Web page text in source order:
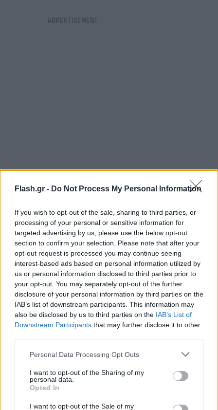
Flash.gr - Do Not Process My Personal Information
If you wish to opt-out of the sale, sharing to third parties, or
processing of your personal or sensitive information for
targeted advertising by us, please use the below opt-out
section to confirm your selection. Please note that after your
opt-out request is processed you may continue seeing
interest-based ads based on personal information utilized by
us or personal information disclosed to third parties prior to
your opt-out. You may separately opt-out of the further
disclosure of your personal information by third parties on the
IAB’s list of downstream participants. This information may
also be disclosed by us to third parties on the IAB’s List of
Downstream Participants that may further disclose it to other
Please note that this website/app uses one or more Google
not limited to your visit or usage behaviour. You may click to
grant or deny consent to Google and its third-party tags to
use your data for below specified purposes in below Google
consent section.
Personal Data Processing Opt Outs
I want to opt-out of the Sharing of my
personal data.
Opted In
I want to opt-out of the Sale of my
FLASH FOCUS